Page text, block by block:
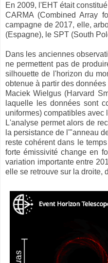
En 2009, l'EHT était
CARMA (Combined Array
campagne de 2017, elle,
(Espagne), le SPT (South
Dans les anciennes
ne permettent pas de
silhouette de l'horizon du
obtenue à partir des
Maciek Wielgus (Harvard
laquelle les données sont
uniformes) compatibles avec
L'analyse permet alors de
la persistance de l'"anneau
reste cohérent dans le
forte émissivité change en
variation importante entre
elle se retrouve sur la droite,